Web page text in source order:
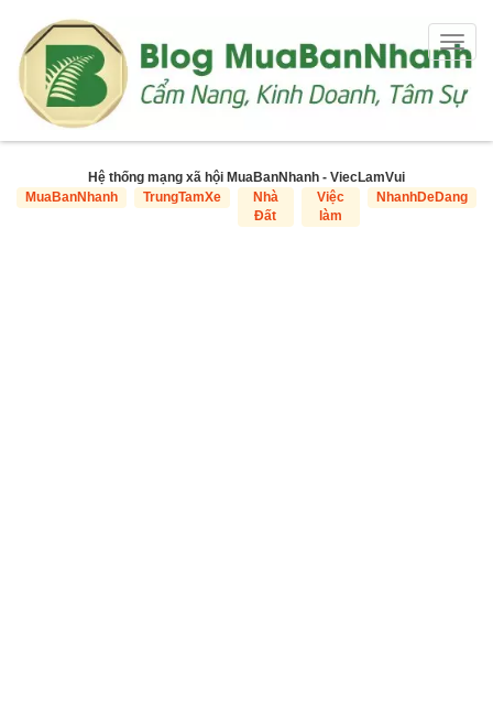
Hệ thống mạng xã hội MuaBanNhanh - ViecLamVui
MuaBanNhanh
TrungTamXe
Nhà
Đất
Việc
làm
NhanhDeDang